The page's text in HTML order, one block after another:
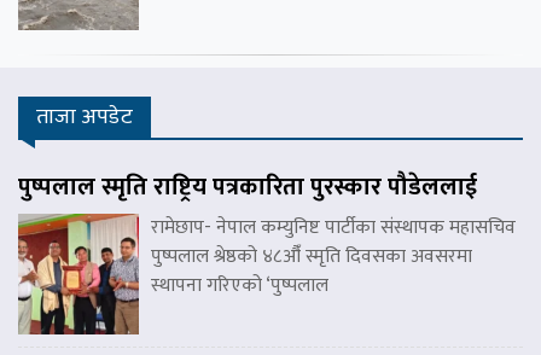
ताजा अपडेट
पुष्पलाल स्मृति राष्ट्रिय पत्रकारिता पुरस्कार पौडेललाई
रामेछाप- नेपाल कम्युनिष्ट पार्टीका संस्थापक महासचिव
पुष्पलाल श्रेष्ठको ४८औँ स्मृति दिवसका अवसरमा
स्थापना गरिएको ‘पुष्पलाल